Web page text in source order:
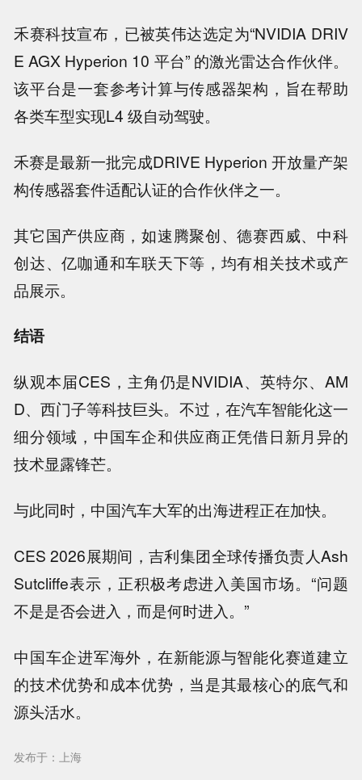
禾赛科技宣布，已被英伟达选定为“NVIDIA DRIV
E AGX Hyperion 10 平台” 的激光雷达合作伙伴。
该平台是一套参考计算与传感器架构，旨在帮助
各类车型实现L4 级自动驾驶。
禾赛是最新一批完成DRIVE Hyperion 开放量产架
构传感器套件适配认证的合作伙伴之一。
其它国产供应商，如速腾聚创、德赛西威、中科
创达、亿咖通和车联天下等，均有相关技术或产
品展示。
结语
纵观本届CES，主角仍是NVIDIA、英特尔、AM
D、西门子等科技巨头。不过，在汽车智能化这一
细分领域，中国车企和供应商正凭借日新月异的
技术显露锋芒。
与此同时，中国汽车大军的出海进程正在加快。
CES 2026展期间，吉利集团全球传播负责人Ash
Sutcliffe表示，正积极考虑进入美国市场。“问题
不是是否会进入，而是何时进入。”
中国车企进军海外，在新能源与智能化赛道建立
的技术优势和成本优势，当是其最核心的底气和
源头活水。
发布于：上海